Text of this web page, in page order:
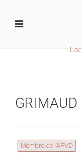
Membre de l’APVD